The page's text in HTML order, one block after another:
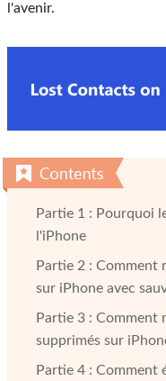
l'avenir.
Partie 1 : Pourquoi
l'iPhone
Partie 2 : Comment
sur iPhone avec
Partie 3 : Comment
supprimés sur
Partie 4 : Comment